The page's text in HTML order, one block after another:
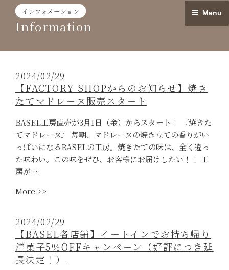
content
Menu
インフォメーション
Information
2024/02/29
【FACTORY SHOPからのお知らせ】焼き
たてマドレーヌ販売スタート
BASEL工房直売が3月1日（金）からスタート！ 『焼きた
てマドレーヌ』 毎朝、マドレーヌの焼き立ての香りがい
っぱいになるBASELの工房。焼きたての味は、全く違っ
た味わい。この味をぜひ、お客様にお届けしたい！！ 工
房が …
More >>
ら
の
お
知
2024/02/29
【BASEL各店舗】イートインでお持ち帰り
洋菓子5％OFFキャンペーン（好評につき延
長決定！）